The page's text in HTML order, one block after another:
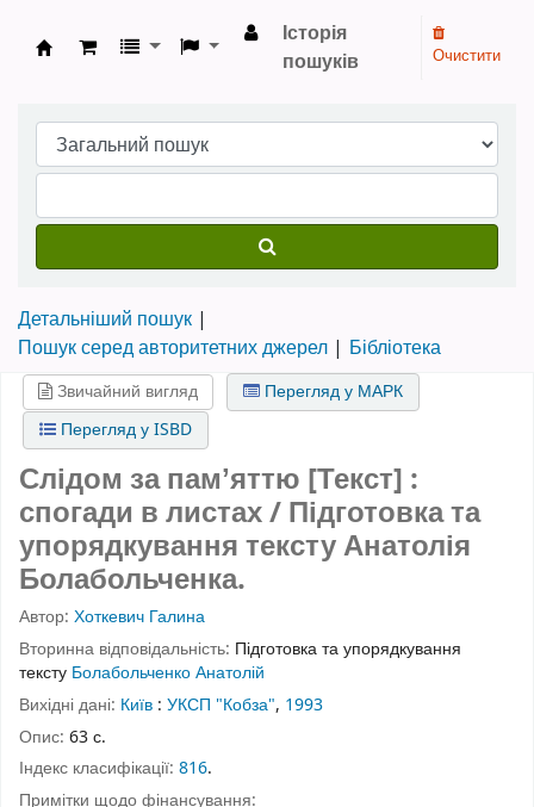
Бібліотека НТШ › Електронний каталог
Історія
пошуків
Очистити
Детальніший пошук
Пошук серед авторитетних джерел
Бібліотека
Звичайний вигляд
Перегляд у МАРК
Перегляд у ISBD
Слідом за памʼяттю [Текст] :
спогади в листах / Підготовка та
упорядкування тексту Анатолія
Болабольченка.
Автор: Хоткевич Галина
Вторинна відповідальність: Підготовка та упорядкування
тексту Болабольченко Анатолій
Вихідні дані: Київ : УКСП "Кобза", 1993
Опис: 63 с.
Індекс класифікації: 816.
Примітки щодо фінансування: